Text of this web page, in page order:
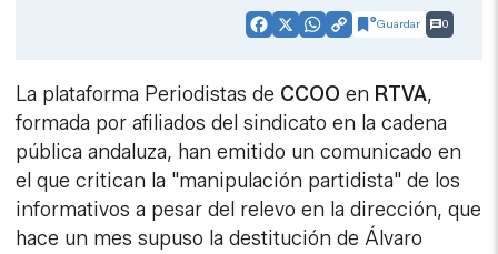
Facebook
X WhatsApp
CopyGuardar 0
La plataforma Periodistas de CCOOen RTVA,
formada por afiliados del sindicato en la cadena
pública andaluza, han emitido un comunicado en
el que critican la "manipulación partidista" de los
informativos a pesar del relevo en la dirección, que
hace un mes supuso la destitución de Álvaro